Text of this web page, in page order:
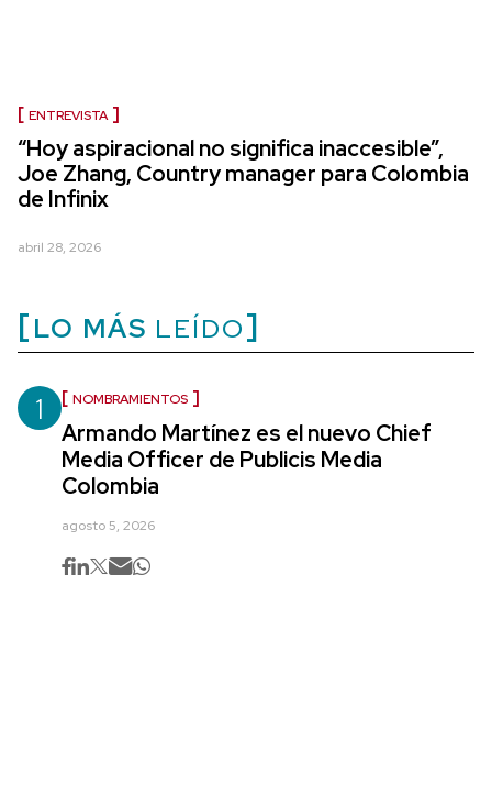
ENTREVISTA
“Hoy aspiracional no significa inaccesible”,
Joe Zhang, Country manager para Colombia
de Infinix
abril 28, 2026
LO MÁS LEÍDO
1 NOMBRAMIENTOS
Armando Martínez es el nuevo Chief
Media Officer de Publicis Media
Colombia
agosto 5, 2026